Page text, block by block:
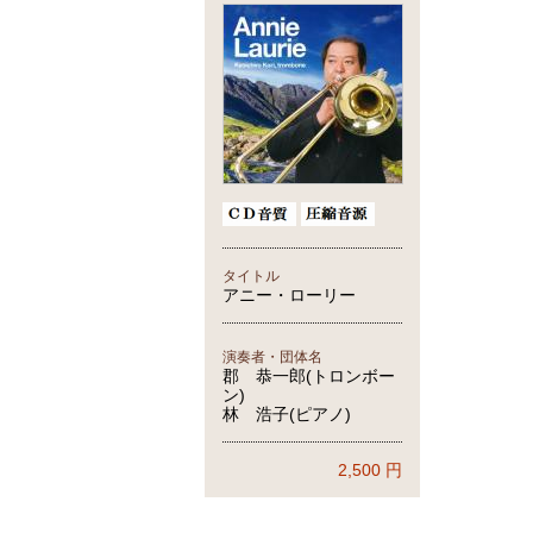
タイトル
アニー・ローリー
演奏者・団体名
郡 恭一郎(トロンボー
ン)
林 浩子(ピアノ)
2,500 円